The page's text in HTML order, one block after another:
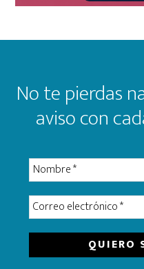
Footer
No te pierdas
aviso con